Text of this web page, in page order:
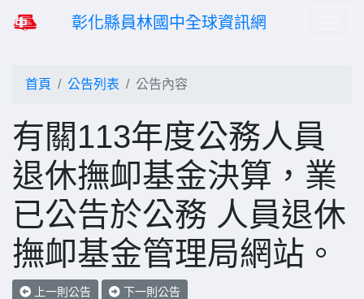
彰化縣員林國中全球資訊網
首頁 公告列表 公告內容
有關113年度公務人員
退休撫卹基金決算，業
已公告於公務 人員退休
撫卹基金管理局網站。
上一則公告 下一則公告